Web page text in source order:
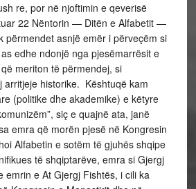
re, por në njoftimin e qeverisë
22 Nëntorin — Ditën e Alfabetit —
përmendet asnjë emër i përveçëm si
edhe ndonjë nga pjesëmarrësit e
meriton të përmendej, si
arritjeje historike. Kështuqë kam
(politike dhe akademike) e këtyre
siç e quajnë ata, janë
emra që morën pjesë në Kongresin
Alfabetin e sotëm të gjuhës shqipe
të shqiptarëve, emra si Gjergj
emrin e At Gjergj Fishtës, i cili ka